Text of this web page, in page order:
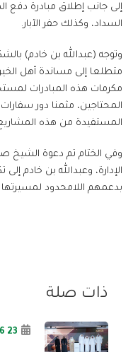
إلى جانب إطلاق مبادرة دفع
السداد، وكذلك حفر الآبار.
وتوجه (عبدالله بن خادم)
متطلعا إلى مساندة أهل
مكرمات هذه المبادرات
المحتاجين، مثمنا دور
المستفيدة من هذه المشاريع
وفي الختام تم دعوة
الإدارة، وعبدالله بن خادم
بدعمهم اللامحدود لمسيرتها
ذات صلة
23 July 2026